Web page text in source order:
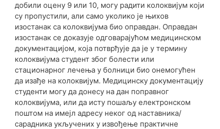
добили оцену 9 или 10, могу радити колоквијум који
су пропустили, али само уколико је њихов
изостанак са колоквијума био оправдан. Оправдан
изостанак се доказује одговарајућом медицинском
документацијом, која потврђује да је у термину
колоквијума студент због болести или
стационарног лечења у болници био онемогућен
да изађе на колоквијум. Медицинску документацију
студенти могу да донесу на дан поправног
колоквијума, или да исту пошаљу електронском
поштом на имејл адресу неког од наставника/
сарадника укључених у извођење практичне